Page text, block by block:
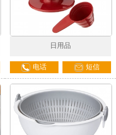
日用品
电话 短信